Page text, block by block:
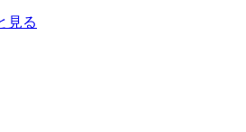
見る